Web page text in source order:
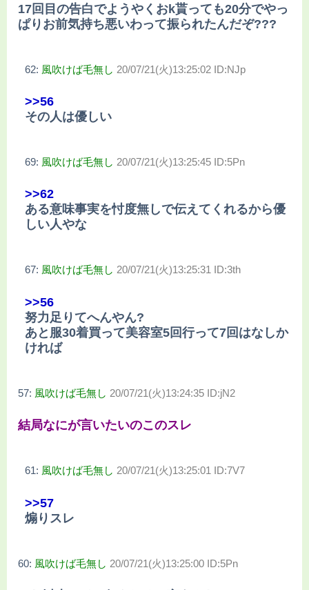
17回目の告白でようやくおk貰っても20分でやっ
ぱりお前気持ち悪いわって振られたんだぞ???
62: 風吹けば毛無し 20/07/21(火)13:25:02 ID:NJp
>>56
その人は優しい
69: 風吹けば毛無し 20/07/21(火)13:25:45 ID:5Pn
>>62
ある意味事実を忖度無しで伝えてくれるから優
しい人やな
67: 風吹けば毛無し 20/07/21(火)13:25:31 ID:3th
>>56
努力足りてへんやん?
あと服30着買って美容室5回行って7回はなしか
ければ
57: 風吹けば毛無し 20/07/21(火)13:24:35 ID:jN2
結局なにが言いたいのこのスレ
61: 風吹けば毛無し 20/07/21(火)13:25:01 ID:7V7
>>57
煽りスレ
60: 風吹けば毛無し 20/07/21(火)13:25:00 ID:5Pn